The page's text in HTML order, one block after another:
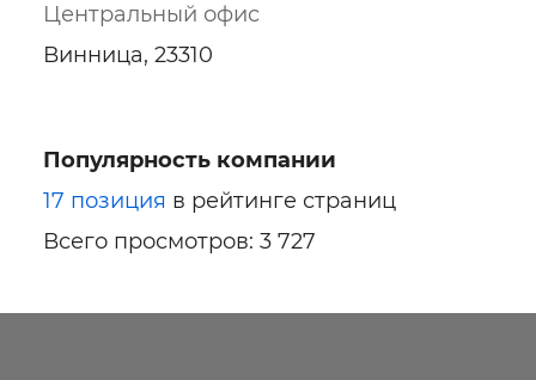
Центральный офис
Винница, 23310
Популярность компании
17 позиция в рейтинге страниц
Всего просмотров: 3 727